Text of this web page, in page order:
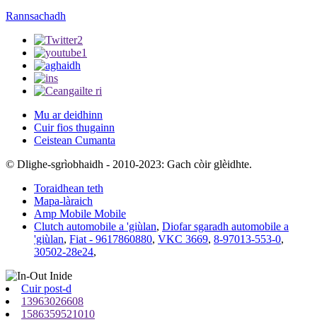
Rannsachadh
Mu ar deidhinn
Cuir fios thugainn
Ceistean Cumanta
© Dlighe-sgrìobhaidh - 2010-2023: Gach còir glèidhte.
Toraidhean teth
Mapa-làraich
Amp Mobile Mobile
Clutch automobile a 'giùlan, Diofar sgaradh automobile a
'giùlan, Fiat - 9617860880, VKC 3669, 8-97013-553-0,
30502-28e24,
Cuir post-d
13963026608
1586359521010